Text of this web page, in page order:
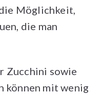
Möglichkeit,
die man
Zucchini sowie
können mit wenig